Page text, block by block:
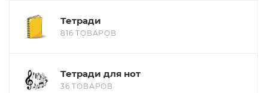
Тетради
816 ТОВАРОВ
Тетради для нот
36 ТОВАРОВ